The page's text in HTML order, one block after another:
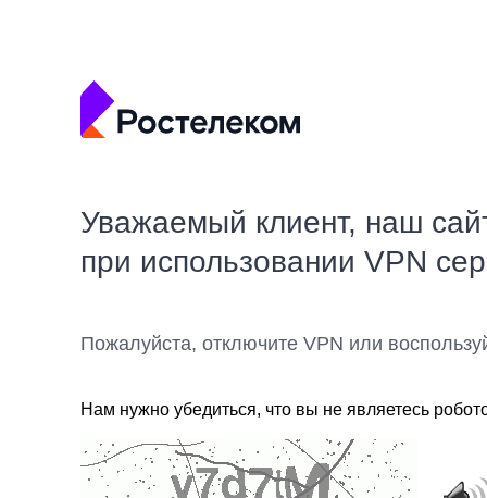
Уважаемый клиент, наш
при использовании VPN
Пожалуйста, отключите VPN или
Нам нужно убедиться, что вы не являетесь